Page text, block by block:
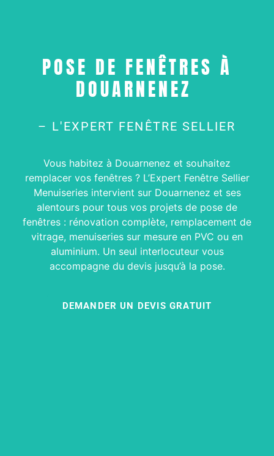
POSE DE FENÊTRES À
DOUARNENEZ
– L'EXPERT FENÊTRE SELLIER
Vous habitez à Douarnenez et souhaitez
remplacer vos fenêtres ? L’Expert Fenêtre Sellier
Menuiseries intervient sur Douarnenez et ses
alentours pour tous vos projets de pose de
fenêtres : rénovation complète, remplacement de
vitrage, menuiseries sur mesure en PVC ou en
aluminium. Un seul interlocuteur vous
accompagne du devis jusqu’à la pose.
DEMANDER UN DEVIS GRATUIT